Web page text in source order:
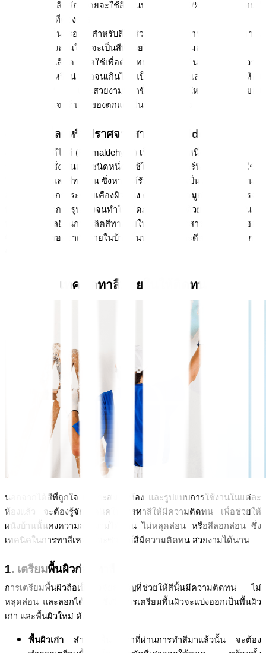
60 เป็นสีหลัก โดยจะใช้สีนี้ในปริมาณถึง 60% เพื่อให้ได้โทนสี
ในแบบที่ต้องการ
30 เป็นสีรอง สำหรับสีในส่วนนี้จะใช้ในการตกแต่งประมาณ
30% ซึ่งส่วนใหญ่จะเป็นสีที่ช่วยให้ห้องมีความลงตัวมากขึ้น
10 เป็นสีตัด หรือใช้เพื่อตัดโทนต่างๆ ภายในห้องไม่ให้มีความ
เรียบ หรือน่าเบื่อจนเกินไป เป็นการเพิ่มลูกเล่นให้การแต่งห้อง
ให้มีมิติ และสวยงามมากขึ้น ส่วนใหญ่จะใช้เป็นสีของ
เฟอร์นิเจอร์ หรือของตกแต่งอื่นๆ ภายในห้อง
4. เลือกสีที่ลดหรือปราศจากสาร Formaldehyde
สารฟอร์มาลดีไฮด์ (Formaldehyde) เป็นก๊าซชนิดหนึ่งที่มีกลิ่นฉุน
อย่างรุนแรง ซึ่งเป็นสารชนิดหนึ่งที่ใช้ในการทำเฟอร์นิเจอร์ เครื่องใช้
ในครัวเรือน และสีทาบ้าน ซึ่งหากได้รับการสูดดมเป็นระยะเวลานาน
อาจทำให้เกิดการระคายเคืองผิวหนัง ดวงตา และจมูกได้ หรือในกรณี
ที่แพ้ อาจมีอาการรุนแรงจนทำให้เกิดภูมิแพ้ได้อีกด้วย ซึ่งในปัจจุบัน
นั้นมีเทคโนโลยีในการผลิตสีทาภายในที่ปราศจากสารฟอร์มาลดีไฮด์
ซึ่งช่วยให้การอยู่อาศัยภายในบ้านนั้นปลอดภัย และดีต่อสุขภาพมาก
เทคนิคทาสีภายในให้ติดทน
นอกจากได้สีที่ถูกใจ เหมาะสมกับห้อง และรูปแบบการใช้งานในแต่ละ
ห้องแล้ว จะต้องรู้จักเทคนิคในการทาสีให้มีความติดทน เพื่อช่วยให้
ผนังบ้านนั้นคงความสวยงามได้นาน ไม่หลุดล่อน หรือสีลอกล่อน ซึ่ง
เทคนิคในการทาสีเหล่านี้จะช่วยให้สีมีความติดทน สวยงามได้นาน
1. เตรียมพื้นผิวก่อนทาสี
การเตรียมพื้นผิวถือเป็นปัจจัยสำคัญที่ช่วยให้สีนั้นมีความติดทน ไม่
หลุดล่อน และลอกได้ง่าย ซึ่งวิธีการเตรียมพื้นผิวจะแบ่งออกเป็นพื้นผิว
เก่า และพื้นผิวใหม่ ดังนี้
พื้นผิวเก่า สำหรับพื้นผิวเก่าที่ผ่านการทำสีมาแล้วนั้น จะต้อง